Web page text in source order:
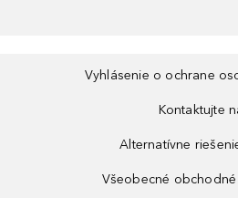
Vyhlásenie o ochrane
Kontaktujte
Alternatívne
Všeobecné